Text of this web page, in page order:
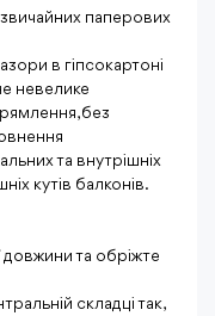
звичайних паперових
в гіпсокартоні
невелике
без
та внутрішніх
кутів балконів.
та обріжте
складці так,